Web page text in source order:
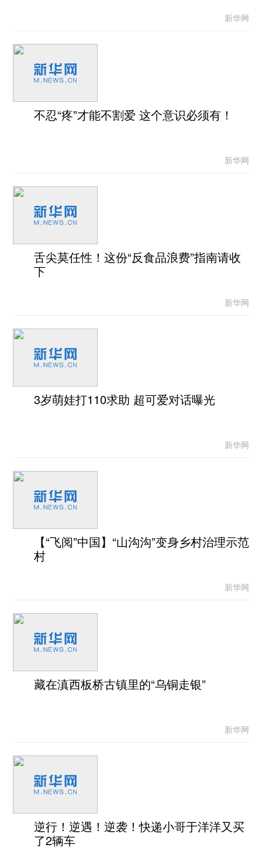
新华网
不忍“疼”才能不割爱 这个意识必须有！
新华网
舌尖莫任性！这份“反食品浪费”指南请收
下
新华网
3岁萌娃打110求助 超可爱对话曝光
新华网
【“飞阅”中国】“山沟沟”变身乡村治理示范
村
新华网
藏在滇西板桥古镇里的“乌铜走银”
新华网
逆行！逆遇！逆袭！快递小哥于洋洋又买
了2辆车